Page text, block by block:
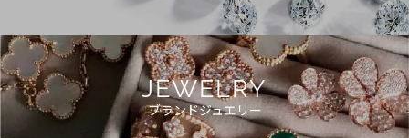
JEWELRY
ブランドジュエリー